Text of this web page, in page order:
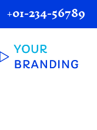
+01-234-56789